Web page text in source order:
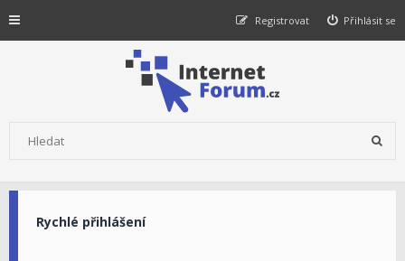
Přihlásit se
Registrovat
Rychlé přihlášení